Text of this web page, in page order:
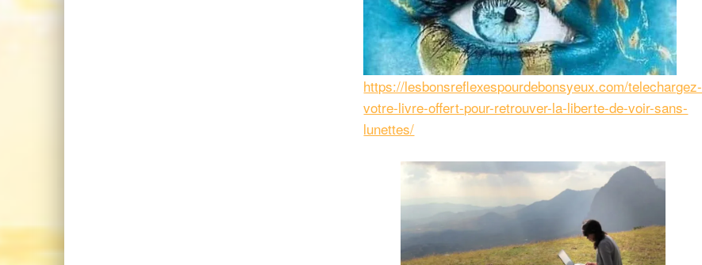
https://lesbonsreflexespourdebonsyeux.com/telechargez-
votre-livre-offert-pour-retrouver-la-liberte-de-voir-sans-
lunettes/